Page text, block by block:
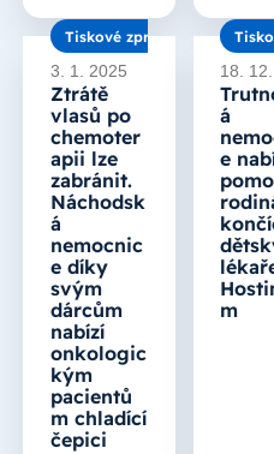
Tiskové zprávy
3. 1. 2025
Ztrátě
vlasů po
chemoter
apii lze
zabránit.
Náchodsk
á
nemocnic
e díky
svým
dárcům
nabízí
onkologic
kým
pacientů
m chladící
čepici
18.
á
e
m